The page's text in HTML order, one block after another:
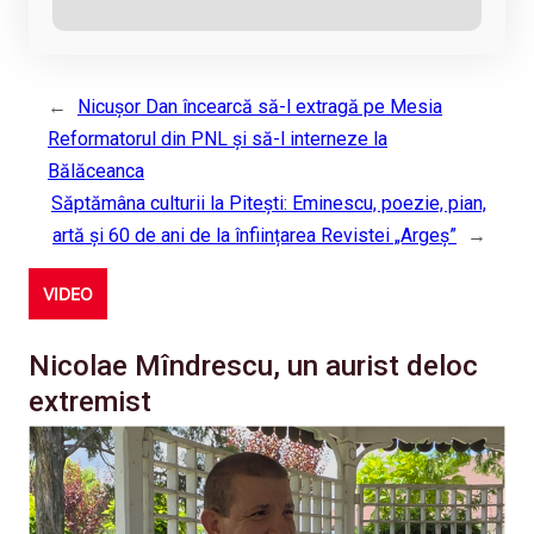
←
Nicușor Dan încearcă să-l extragă pe Mesia
Reformatorul din PNL și să-l interneze la
Bălăceanca
Săptămâna culturii la Pitești: Eminescu, poezie, pian,
artă și 60 de ani de la înființarea Revistei „Argeș”
→
VIDEO
Nicolae Mîndrescu, un aurist deloc
extremist